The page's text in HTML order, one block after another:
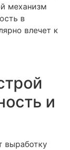
механизм
в
влечет к
и
выработку